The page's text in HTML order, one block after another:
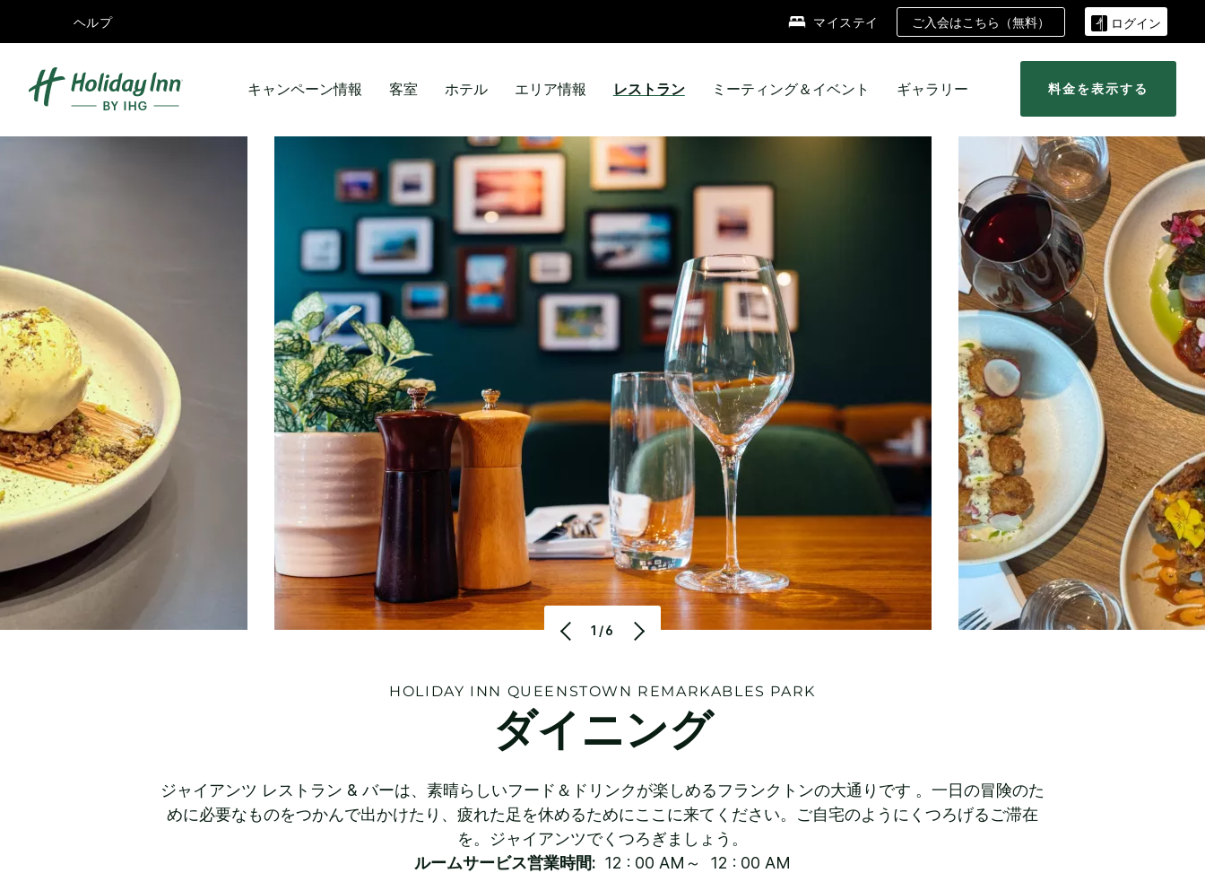
ヘルプ マイステイ ご入会はこちら（無料） ログイン
キャンペーン情報 客室 ホテル エリア情報 レストラン ミーティング＆イベント ギャラリー 料金を表示する
1/6
HOLIDAY INN QUEENSTOWN REMARKABLES PARK
ダイニング
ジャイアンツ レストラン & バーは、素晴らしいフード＆ドリンクが楽しめるフランクトンの大通りです 。一日の冒険のた
めに必要なものをつかんで出かけたり、疲れた足を休めるためにここに来てください。ご自宅のようにくつろげるご滞在
を。ジャイアンツでくつろぎましょう。
ルームサービス営業時間: 12 : 00 AM～ 12 : 00 AM